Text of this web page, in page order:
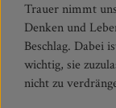
Trauer nimmt
Denken und
Beschlag. Dabei
wichtig, sie
nicht zu
dabei
eigenen Trauer zu
Seine behutsamen und
Texte vermitteln